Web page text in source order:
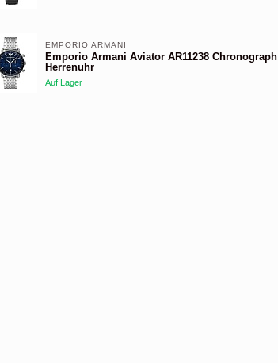
EMPORIO ARMANI
Emporio Armani Aviator AR11238 Chronograph
Herrenuhr
Auf Lager